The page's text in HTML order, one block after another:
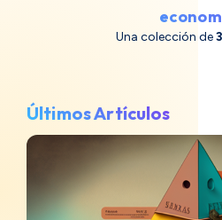
Una colección de
Últimos Artículos